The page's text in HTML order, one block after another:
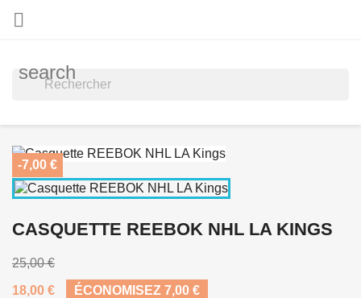

search
-7,00 €
CASQUETTE REEBOK NHL LA KINGS
25,00 €
18,00 €
ÉCONOMISEZ 7,00 €